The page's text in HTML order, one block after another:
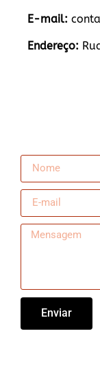
E-mail:
Endereço:
Enviar